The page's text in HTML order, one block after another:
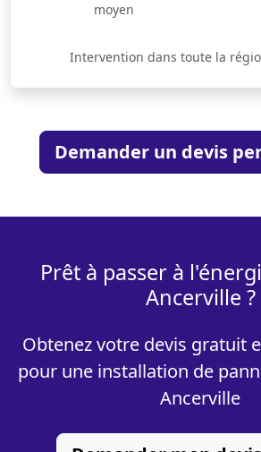
moyen
Intervention dans toute la
Demander un devis
Prêt à passer à
Ancerville ?
Obtenez votre devis gratuit
pour une installation de
Ancerville